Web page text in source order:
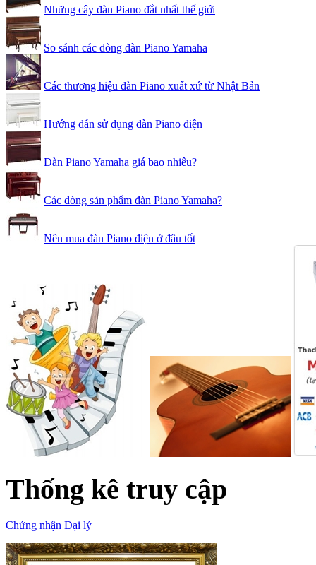
Những cây đàn Piano đắt nhất thế giới
So sánh các dòng đàn Piano Yamaha
Các thương hiệu đàn Piano xuất xứ từ Nhật Bản
Hướng dẫn sử dụng đàn Piano điện
Đàn Piano Yamaha giá bao nhiêu?
Các dòng sản phẩm đàn Piano Yamaha?
Nên mua đàn Piano điện ở đâu tốt
Thống kê truy cập
Chứng nhận Đại lý